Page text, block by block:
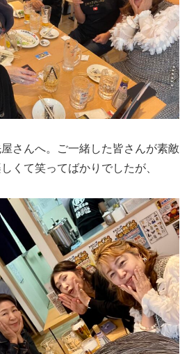
さんへ。ご一緒した皆さんが素敵
くて笑ってばかりでしたが、